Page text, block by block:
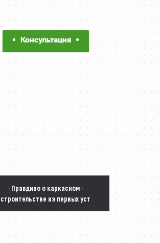
Консультация
· Правдиво о каркасном ·
строительстве из первых уст